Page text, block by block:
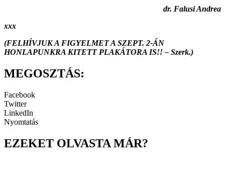
dr. Falusi Andrea
xxx
(FELHÍVJUK A FIGYELMET A SZEPT. 2-ÁN
HONLAPUNKRA KITETT PLAKÁTORA IS!! – Szerk.)
MEGOSZTÁS:
Facebook
Twitter
LinkedIn
Nyomtatás
EZEKET OLVASTA MÁR?